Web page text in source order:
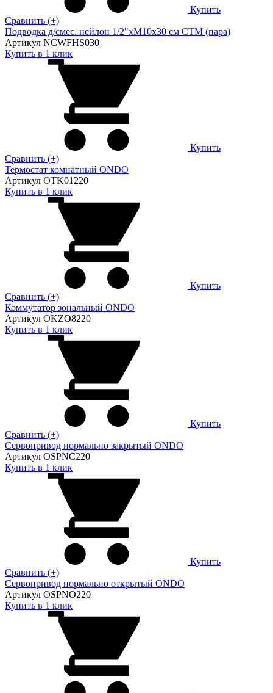
Купить
Сравнить (+)
Подводка д/смес. нейлон 1/2"xM10x30 см CTM (пара)
Артикул NCWFHS030
Купить в 1 клик
Купить
Сравнить (+)
Термостат комнатный ONDO
Артикул OTK01220
Купить в 1 клик
Купить
Сравнить (+)
Коммутатор зональный ONDO
Артикул OKZO8220
Купить в 1 клик
Купить
Сравнить (+)
Сервопривод нормально закрытый ONDO
Артикул OSPNC220
Купить в 1 клик
Купить
Сравнить (+)
Сервопривод нормально открытый ONDO
Артикул OSPNO220
Купить в 1 клик